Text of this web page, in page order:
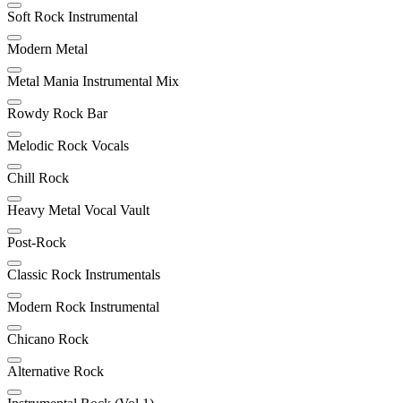
Soft Rock Instrumental
Modern Metal
Metal Mania Instrumental Mix
Rowdy Rock Bar
Melodic Rock Vocals
Chill Rock
Heavy Metal Vocal Vault
Post-Rock
Classic Rock Instrumentals
Modern Rock Instrumental
Chicano Rock
Alternative Rock